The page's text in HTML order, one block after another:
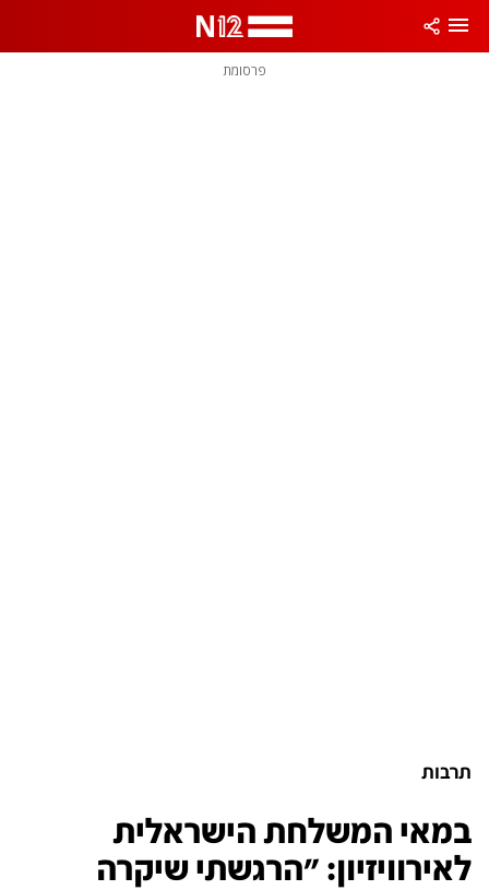
פרסומת
תרבות
במאי המשלחת הישראלית
לאירוויזיון: "הרגשתי שיקרה